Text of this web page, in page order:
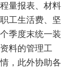
量报表、材料
工生活费、坚
季度末统一装
料的管理工
，此外协助各